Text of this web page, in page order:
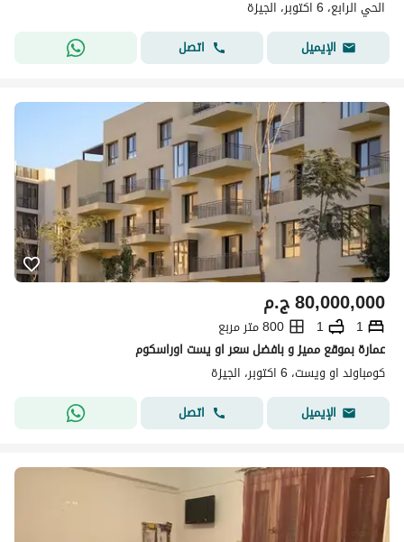
الحي الرابع، 6 اكتوبر، الجيزة
الإيميل
اتصل
ج.م80,000,000
1
1
800 متر مربع
عمارة بموقع مميز و بافضل سعر او يست اوراسكوم
كومباوند او ويست، 6 اكتوبر، الجيزة
الإيميل
اتصل